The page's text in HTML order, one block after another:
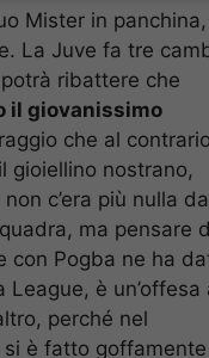
Mister in panchina,
La Juve fa tre
ribattere che
il giovanissimo
che al
gioiellino nostrano,
c’era più nulla da
ma pensare
con Pogba ne ha
è un’offesa
perché nel
è fatto goffamente